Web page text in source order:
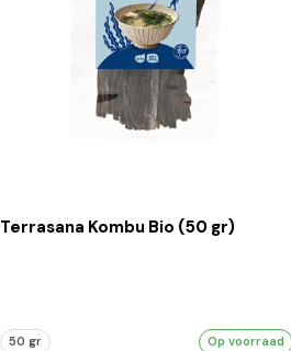
Terrasana Kombu Bio (50 gr)
50 gr Op voorraad